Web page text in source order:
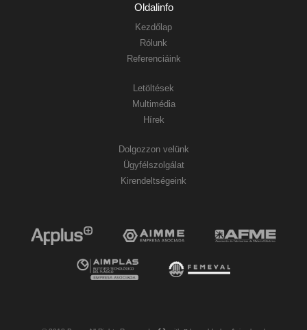
Oldalinfo
Kezdőlap
Rólunk
Referenciáink
Letöltések
Multimédia
Hírek
Dolgozzon velünk
Ügyfélszolgálat
Kirendeltségeink